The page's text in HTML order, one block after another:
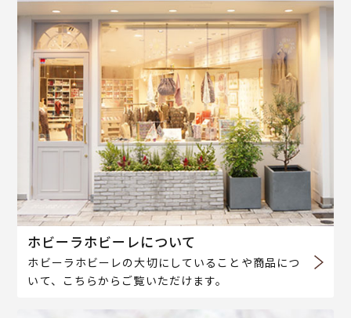
ホビーラホビーレについて
ホビーラホビーレの大切にしていることや商品につ
いて、こちらからご覧いただけます。